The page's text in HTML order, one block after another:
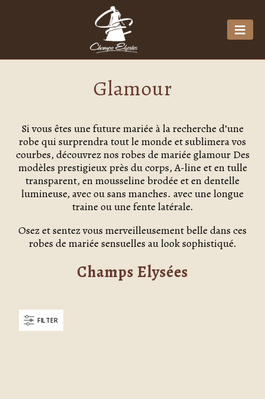
Glamour
Si vous êtes une future mariée à la recherche d’une
robe qui surprendra tout le monde et sublimera vos
courbes, découvrez nos robes de mariée glamour Des
modèles prestigieux près du corps, A-line et en tulle
transparent, en mousseline brodée et en dentelle
lumineuse, avec ou sans manches. avec une longue
traine ou une fente latérale.
Osez et sentez vous merveilleusement belle dans ces
robes de mariée sensuelles au look sophistiqué.
Champs Elysées
FILTER